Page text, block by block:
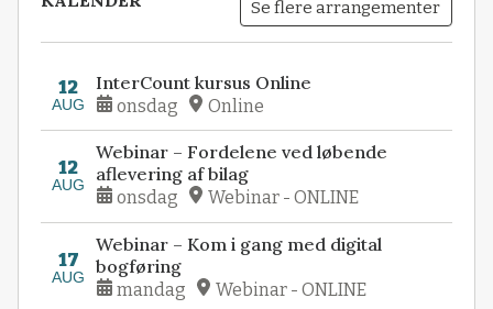
Se flere arrangementer
12
AUG
InterCount kursus Online
onsdag Online
12
AUG
Webinar – Fordelene ved løbende
aflevering af bilag
onsdag Webinar - ONLINE
17
AUG
Webinar – Kom i gang med digital
bogføring
mandag Webinar - ONLINE